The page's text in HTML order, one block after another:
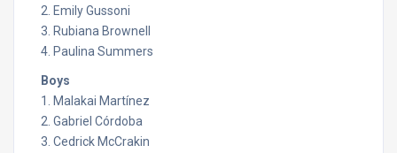
2. Emily Gussoni
3. Rubiana Brownell
4. Paulina Summers
Boys
1. Malakai Martínez
2. Gabriel Córdoba
3. Cedrick McCrakin